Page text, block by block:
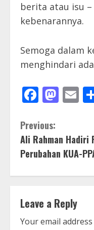
berita atau isu
kebenarannya.
Semoga dalam
menghindari
C
o
n
i
Previous:
Ali Rahman Hadiri
Perubahan KUA-
Leave a Reply
Your email